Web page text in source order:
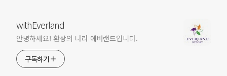
withEverland
안녕하세요! 환상의 나라 에버랜드입니다.
구독하기